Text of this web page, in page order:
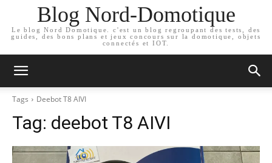
Blog Nord-Domotique
Le blog Nord Domotique. c'est un blog regroupant des tests, des
guides, des bons plans et jeux concours sur la domotique, objets
connectés et IOT.
Tags Deebot T8 AIVI
Tag: deebot T8 AIVI